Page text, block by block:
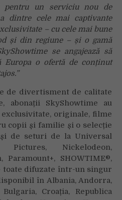
pentru un serviciu nou de
dintre cele mai captivante
– cu cele mai bune
și din regiune – și o gamă
se angajează să
o ofertă de conținut
de divertisment de calitate
abonații SkyShowtime au
originale, filme
copii și familie și o selecție
de seturi de la Universal
Pictures, Nickelodeon,
Paramount+, SHOWTIME®,
toate difuzate într-un singur
în Albania, Andorra,
Croația, Republica